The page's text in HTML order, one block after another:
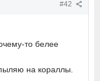
#42
то белее
на кораллы.